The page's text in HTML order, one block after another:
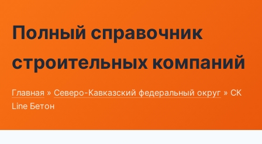
Полный справочник
строительных компаний
Главная » Северо-Кавказский федеральный округ » СК
Line Бетон